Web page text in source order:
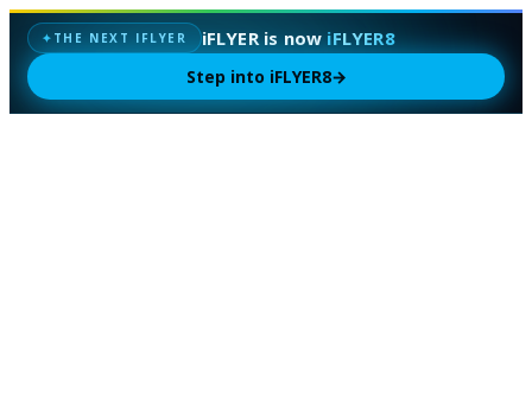
✦ THE NEXT IFLYER iFLYER is nowiFLYER8
Step into iFLYER8→